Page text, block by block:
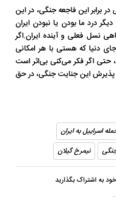
برابر این فاجعه جنگی، در این
درد ما بودن یا نبودن ایران
نسل فعلی و آینده ایران.اگر
دنیا که هستی با هر امکانی
حتی اگر فکر می‌کنی بی‌اثر است
این جنایت جنگی، در حق
اسراییل به ایران
نیمرخ گیلان
به اشتراک بگذارید